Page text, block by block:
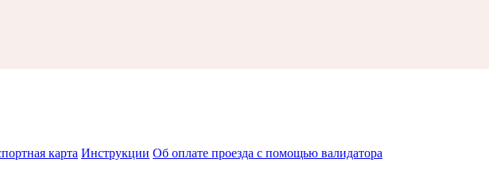
карта Инструкции Об оплате проезда с помощью валидатора